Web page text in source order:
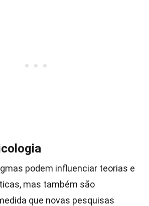
podem influenciar teorias e
mas também são
que novas pesquisas